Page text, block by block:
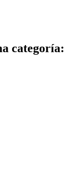
categoría: